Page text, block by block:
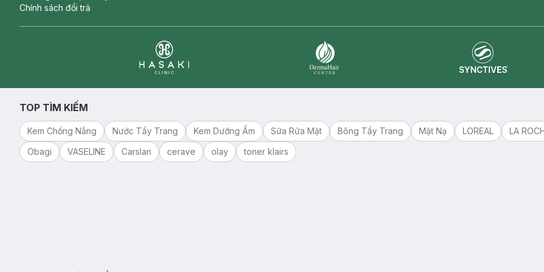
Chính sách đổi trả
TOP TÌM KIẾM
Kem Chống Nắng Nước Tẩy Trang Kem Dưỡng Ẩm Sữa Rửa Mặt Bông Tẩy Trang Mặt Nạ LOREAL LA
Obagi
VASELINE Carslan cerave olay toner klairs